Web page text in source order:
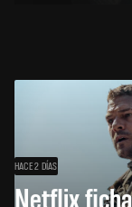
HACE 2 DÍAS
Netflix